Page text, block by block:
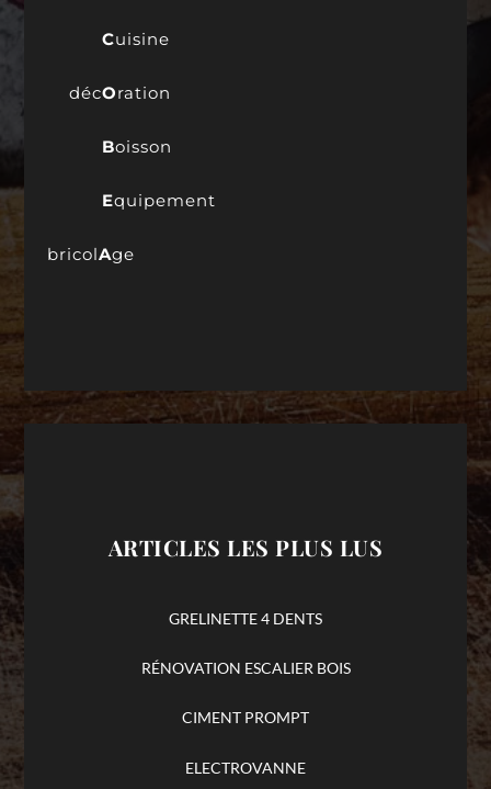
Cuisine
décOration
Boisson
Equipement
bricolAge
ARTICLES LES PLUS LUS
GRELINETTE 4 DENTS
RÉNOVATION ESCALIER BOIS
CIMENT PROMPT
ELECTROVANNE